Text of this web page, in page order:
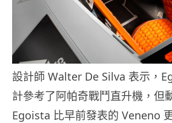
設計師 Walter De Silva 表示，
計參考了阿帕奇戰鬥直升機，但
Egoista 比早前發表的 Veneno